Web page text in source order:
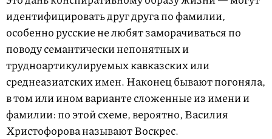
идентифицировать друг друга по фамилии,
особенно русские не любят заморачиваться по
поводу семантически непонятных и
трудноартикулируемых кавказских или
среднеазиатских имен. Наконец бывают погоняла,
в том или ином варианте сложенные из имени и
фамилии: по этой схеме, вероятно, Василия
Христофорова называют Воскрес.